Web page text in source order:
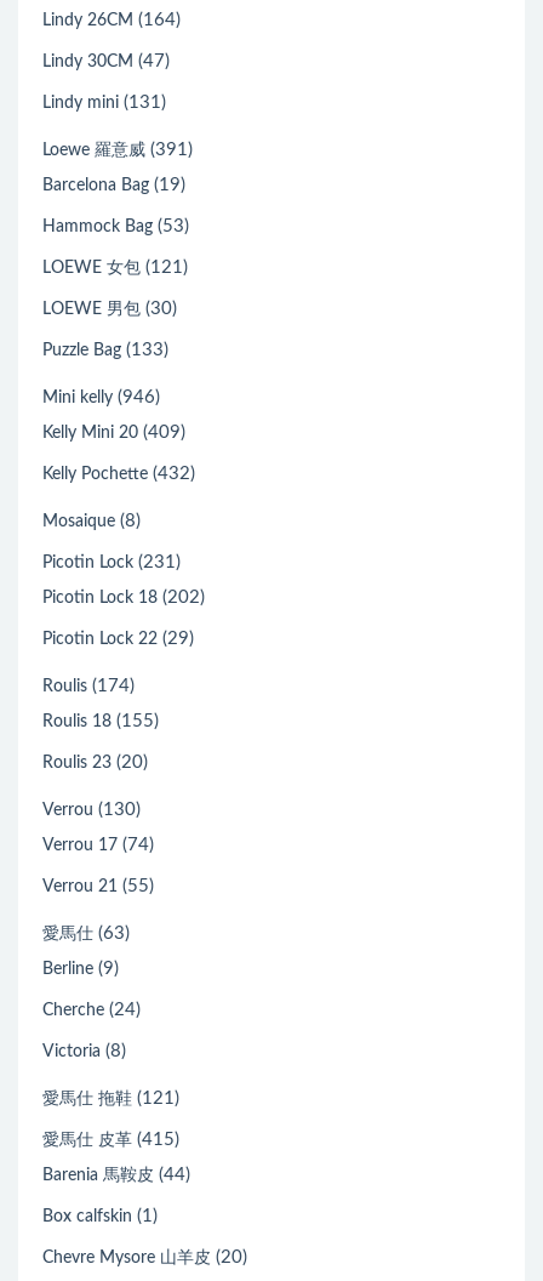
Lindy 26CM (164)
Lindy 30CM (47)
Lindy mini (131)
Loewe 羅意威 (391)
Barcelona Bag (19)
Hammock Bag (53)
LOEWE 女包 (121)
LOEWE 男包 (30)
Puzzle Bag (133)
Mini kelly (946)
Kelly Mini 20 (409)
Kelly Pochette (432)
Mosaique (8)
Picotin Lock (231)
Picotin Lock 18 (202)
Picotin Lock 22 (29)
Roulis (174)
Roulis 18 (155)
Roulis 23 (20)
Verrou (130)
Verrou 17 (74)
Verrou 21 (55)
愛馬仕 (63)
Berline (9)
Cherche (24)
Victoria (8)
愛馬仕 拖鞋 (121)
愛馬仕 皮革 (415)
Barenia 馬鞍皮 (44)
Box calfskin (1)
Chevre Mysore 山羊皮 (20)